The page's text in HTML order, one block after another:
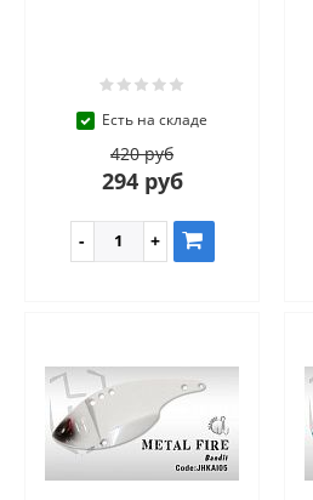
Есть на складе
420 руб
294 руб